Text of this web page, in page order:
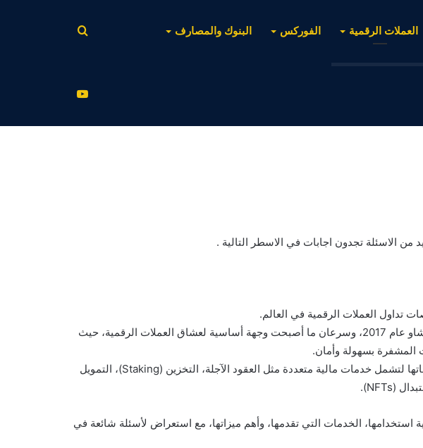
العملات الرقمية الفوركس البنوك والمصارف
عن
من الاسئلة تجدون اجابات في الاسطر التالية .
تداول العملات الرقمية في العالم.
أسسها المبرمج الصيني الكندي تشانغبينغ تشاو عام 2017، وسرعان ما أصبحت وجهة أساسية لعشاق العملات الرقمية، حيث
المشفرة بسهولة وأمان.
ومع مرور الوقت، وسعت بينانس نطاق خدماتها لتشمل خدمات مالية متعددة مثل العقود الآجلة، التخزين (Staking)، التمويل
استخدامها، الخدمات التي تقدمها، وأهم ميزاتها، مع استعراض لأسئلة شائعة في